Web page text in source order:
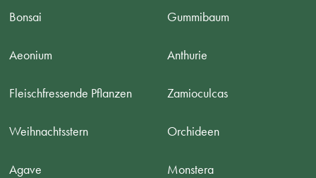
Bonsai
Aeonium
Fleischfressende Pflanzen
Weihnachtsstern
Agave
Gummibaum
Anthurie
Zamioculcas
Orchideen
Monstera